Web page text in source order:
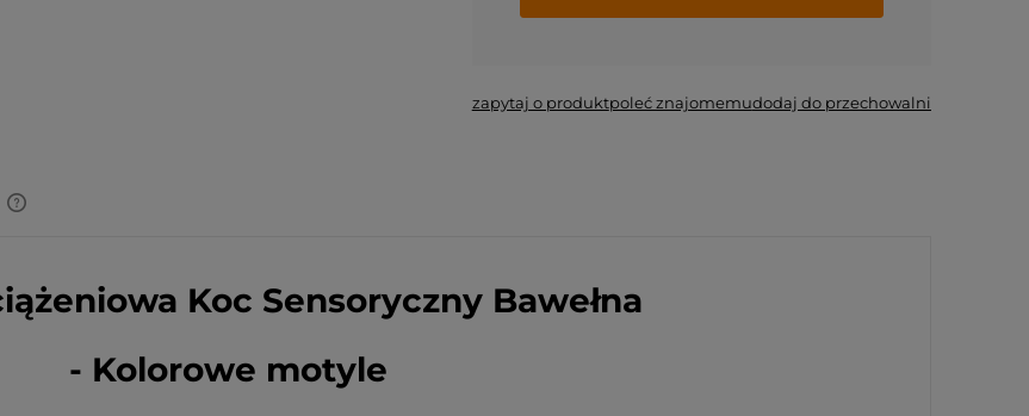
zapytaj o produktpoleć znajomemudodaj do przechowalni
Koc Sensoryczny Bawełna
- Kolorowe motyle